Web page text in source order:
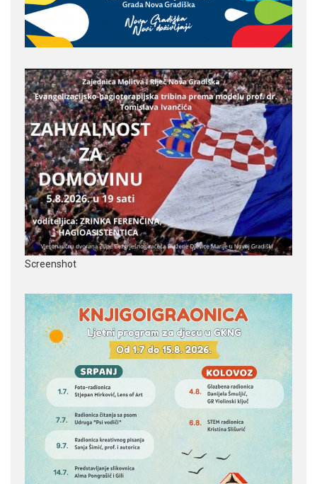
Screenshot